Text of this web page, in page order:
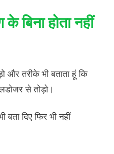
बिना होता नहीं
और तरीके भी बताता हूं कि
से तोड़ो।
दिए फिर भी नहीं